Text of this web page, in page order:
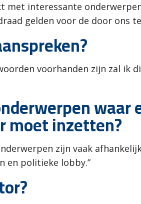
met interessante
gelden voor de door ons
voorhanden zijn zal ik
waar
moet inzetten?
zijn vaak
en politieke lobby.”